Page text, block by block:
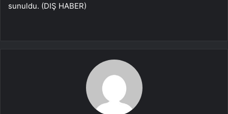
sunuldu. (DIŞ HABER)